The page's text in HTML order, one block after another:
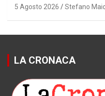
5 Agosto 2026 Stefano
LA CRONACA